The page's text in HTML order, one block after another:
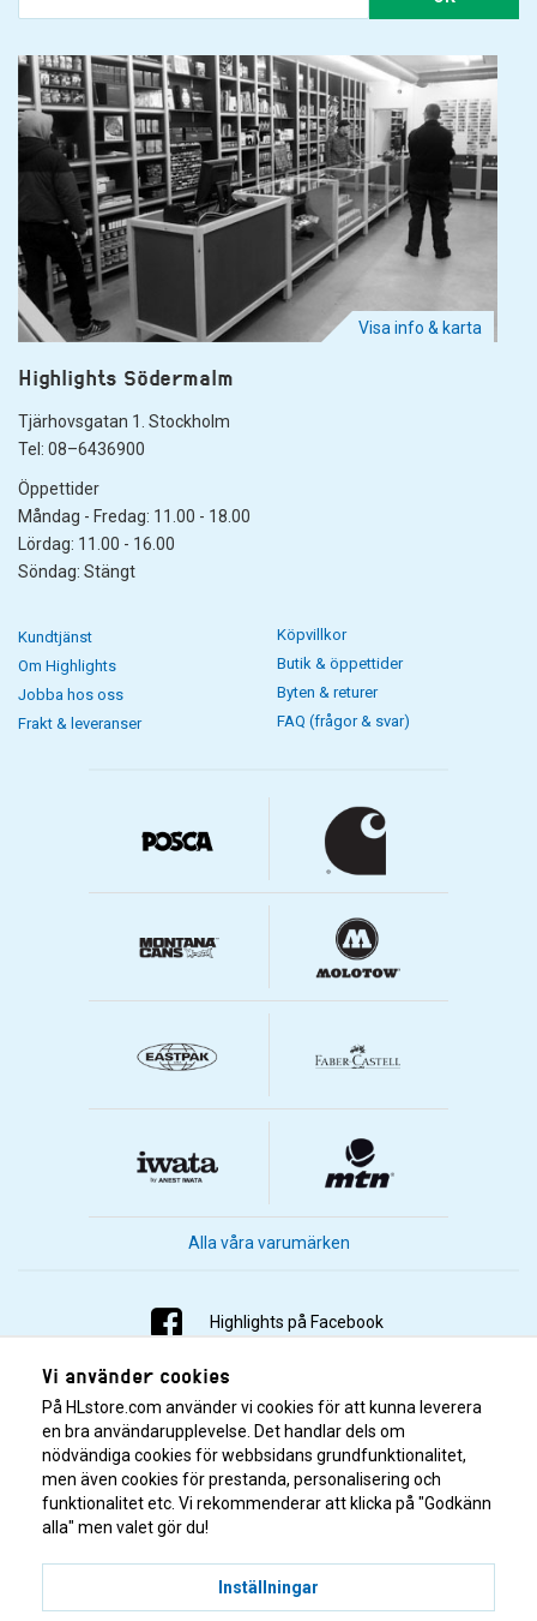
Visa info & karta
Highlights Södermalm
Tjärhovsgatan 1. Stockholm
Tel: 08–6436900
Öppettider
Måndag - Fredag: 11.00 - 18.00
Lördag: 11.00 - 16.00
Söndag: Stängt
Kundtjänst
Om Highlights
Jobba hos oss
Frakt & leveranser
Köpvillkor
Butik & öppettider
Byten & returer
FAQ (frågor & svar)
Alla våra varumärken
Highlights på Facebook
Highlights på Instagram
Highlights på Youtube
Highlights på Tiktok
Vi använder cookies
På HLstore.com använder vi cookies för att kunna leverera
en bra användarupplevelse. Det handlar dels om
nödvändiga cookies för webbsidans grundfunktionalitet,
men även cookies för prestanda, personalisering och
funktionalitet etc. Vi rekommenderar att klicka på "Godkänn
alla" men valet gör du!
Inställningar